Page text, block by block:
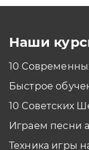
Как
Наши
10
Быстрое
10 Советских
Играем песни
Техника игры